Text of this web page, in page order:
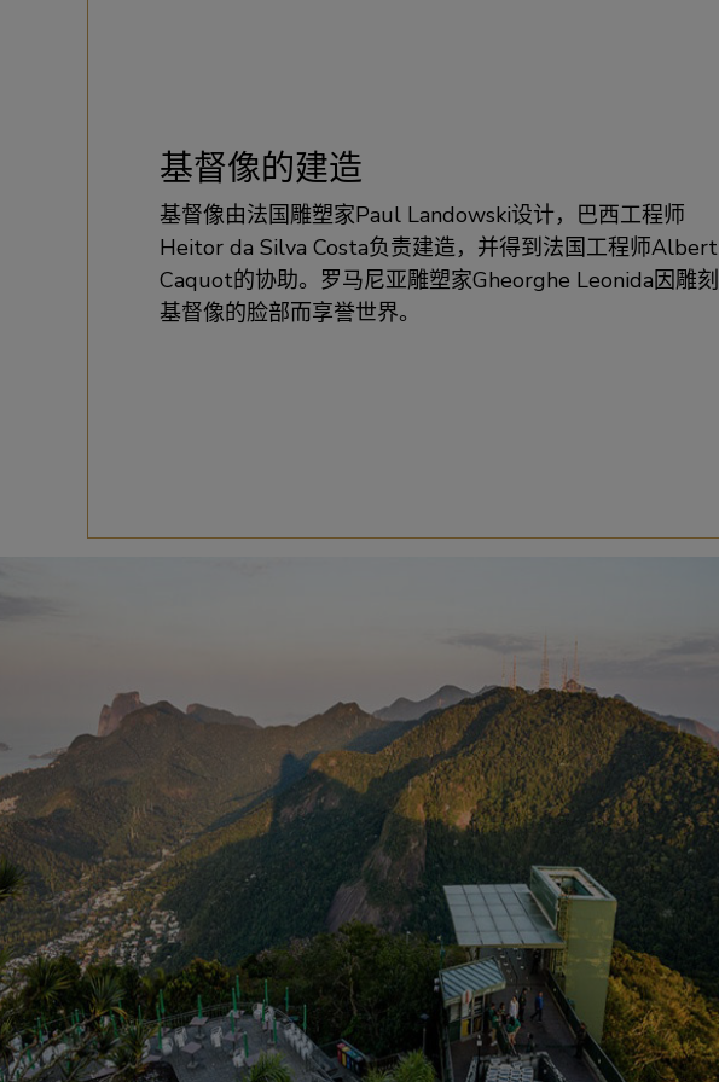
基督像的建造
基督像由法国雕塑家Paul Landowski设计，巴西工程师
Heitor da Silva Costa负责建造，并得到法国工程师Albert
Caquot的协助。罗马尼亚雕塑家Gheorghe Leonida因雕刻
基督像的脸部而享誉世界。